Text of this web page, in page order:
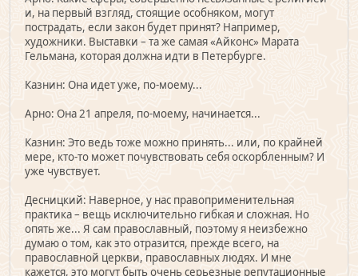
и, на первый взгляд, стоящие особняком, могут
пострадать, если закон будет принят? Например,
художники. Выставки – та же самая «Айконс» Марата
Гельмана, которая должна идти в Петербурге.
Казнин: Она идет уже, по-моему...
Арно: Она 21 апреля, по-моему, начинается...
Казнин: Это ведь тоже можно принять... или, по крайней
мере, кто-то может почувствовать себя оскорбленным? И
уже чувствует.
Десницкий: Наверное, у нас правоприменительная
практика – вещь исключительно гибкая и сложная. Но
опять же... Я сам православный, поэтому я неизбежно
думаю о том, как это отразится, прежде всего, на
православной церкви, православных людях. И мне
кажется, это могут быть очень серьезные репутационные